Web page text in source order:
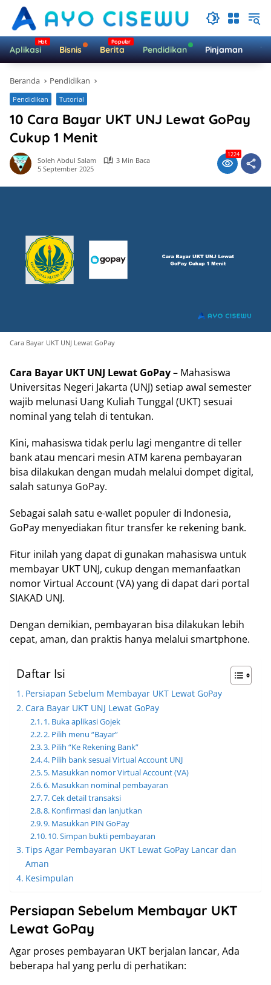
Langsung
konten
Aplikasi Bisnis Berita Pendidikan Pinjaman
Beranda Pendidikan
Pendidikan Tutorial
10 Cara Bayar UKT UNJ Lewat GoPay
Cukup 1 Menit
Soleh Abdul Salam
3 Min Baca
5 September 2025
1224
Cara Bayar UKT UNJ Lewat GoPay
Cara Bayar UKT UNJ Lewat GoPay– Mahasiswa
Universitas Negeri Jakarta (UNJ) setiap awal semester
wajib melunasi Uang Kuliah Tunggal (UKT) sesuai
nominal yang telah di tentukan.
Kini, mahasiswa tidak perlu lagi mengantre di teller
bank atau mencari mesin ATM karena pembayaran
bisa dilakukan dengan mudah melalui dompet digital,
salah satunya GoPay.
Sebagai salah satu e-wallet populer di Indonesia,
GoPay menyediakan fitur transfer ke rekening bank.
Fitur inilah yang dapat di gunakan mahasiswa untuk
membayar UKT UNJ, cukup dengan memanfaatkan
nomor Virtual Account (VA) yang di dapat dari portal
SIAKAD UNJ.
Dengan demikian, pembayaran bisa dilakukan lebih
cepat, aman, dan praktis hanya melalui smartphone.
Daftar Isi
Persiapan Sebelum Membayar UKT Lewat GoPay
Cara Bayar UKT UNJ Lewat GoPay
1. Buka aplikasi Gojek
2. Pilih menu “Bayar”
3. Pilih “Ke Rekening Bank”
4. Pilih bank sesuai Virtual Account UNJ
5. Masukkan nomor Virtual Account (VA)
6. Masukkan nominal pembayaran
7. Cek detail transaksi
8. Konfirmasi dan lanjutkan
9. Masukkan PIN GoPay
10. Simpan bukti pembayaran
Tips Agar Pembayaran UKT Lewat GoPay Lancar dan
Aman
Kesimpulan
Persiapan Sebelum Membayar UKT
Lewat GoPay
Agar proses pembayaran UKT berjalan lancar, Ada
beberapa hal yang perlu di perhatikan: